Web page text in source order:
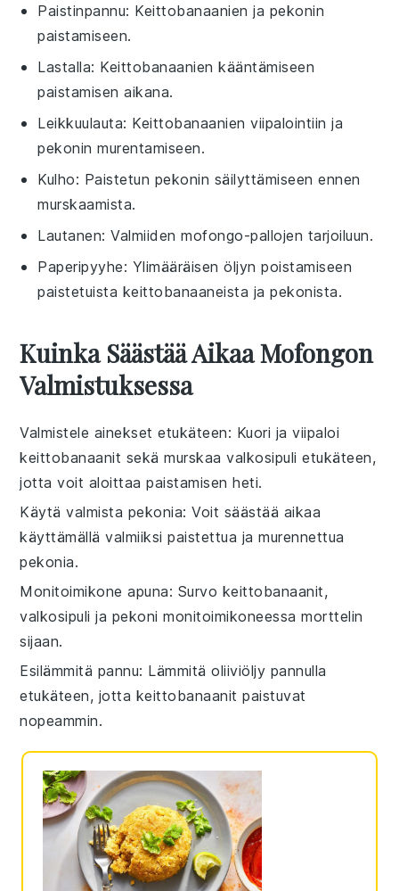
Paistinpannu: Keittobanaanien ja pekonin
paistamiseen.
Lastalla: Keittobanaanien kääntämiseen
paistamisen aikana.
Leikkuulauta: Keittobanaanien viipalointiin ja
pekonin murentamiseen.
Kulho: Paistetun pekonin säilyttämiseen ennen
murskaamista.
Lautanen: Valmiiden mofongo-pallojen tarjoiluun.
Paperipyyhe: Ylimääräisen öljyn poistamiseen
paistetuista keittobanaaneista ja pekonista.
Kuinka Säästää Aikaa Mofongon
Valmistuksessa
Valmistele ainekset etukäteen: Kuori ja viipaloi
keittobanaanit sekä murskaavalkosipuli etukäteen,
jotta voit aloittaapaistamisen heti.
Käytä valmista pekonia: Voit säästää aikaa
käyttämällä valmiiksi paistettua ja murennettua
pekonia.
Monitoimikone apuna: Survo keittobanaanit,
valkosipuli ja pekoni monitoimikoneessa morttelin
sijaan.
Esilämmitä pannu: Lämmitäoliiviöljy pannulla
etukäteen, jotta keittobanaanit paistuvat
nopeammin.